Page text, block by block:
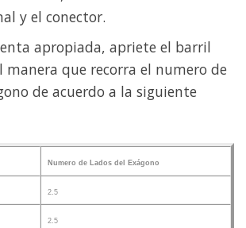
y el conector.
apropiada, apriete el barril
manera que recorra el numero de
de acuerdo a la siguiente
Numero de Lados del Exágono
2.5
2.5